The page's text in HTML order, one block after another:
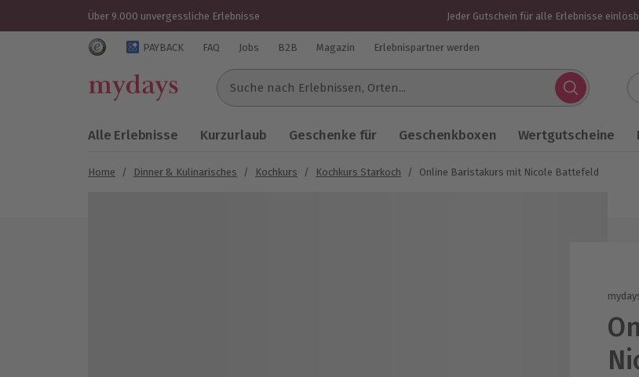
Über 9.000 unvergessliche Erlebnisse Jeder Gutschein für alle Erlebnisse
Trustedshops Bewertungen für mydays.de
PAYBACK FAQ Jobs B2B Magazin Erlebnispartner werden
Suche nach Erlebnissen...
Alle Erlebnisse Kurzurlaub Geschenke für Geschenkboxen Wertgutscheine
Home / Dinner & Kulinarisches / Kochkurs / Kochkurs Starkoch / Online Baristakurs mit Nicole Battefeld